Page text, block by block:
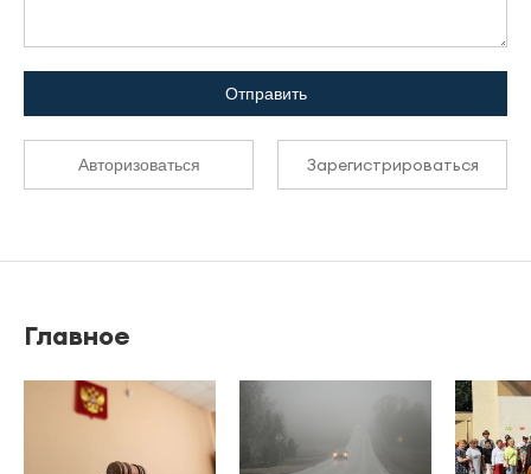
Отправить
Авторизоваться Зарегистрироваться
Главное